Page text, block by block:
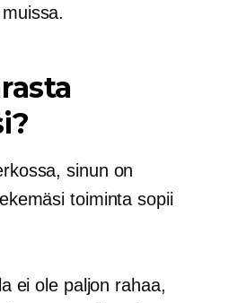
sinun on
toiminta sopii
ei ole paljon rahaa,